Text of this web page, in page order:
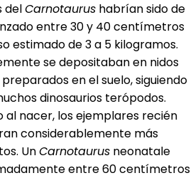
delCarnotaurus habrían sido de
entre 30 y 40 centímetros
estimado de 3 a 5 kilogramos.
se depositaban en nidos
en el suelo, siguiendo
dinosaurios terópodos.
al nacer, los ejemplares recién
considerablemente más
UnCarnotaurus neonatale
entre 60 centímetros